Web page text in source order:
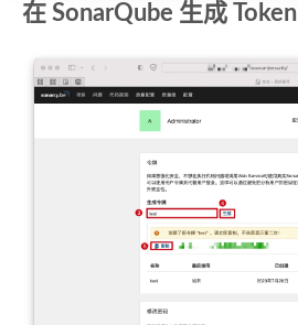
在 SonarQube 生成 Token